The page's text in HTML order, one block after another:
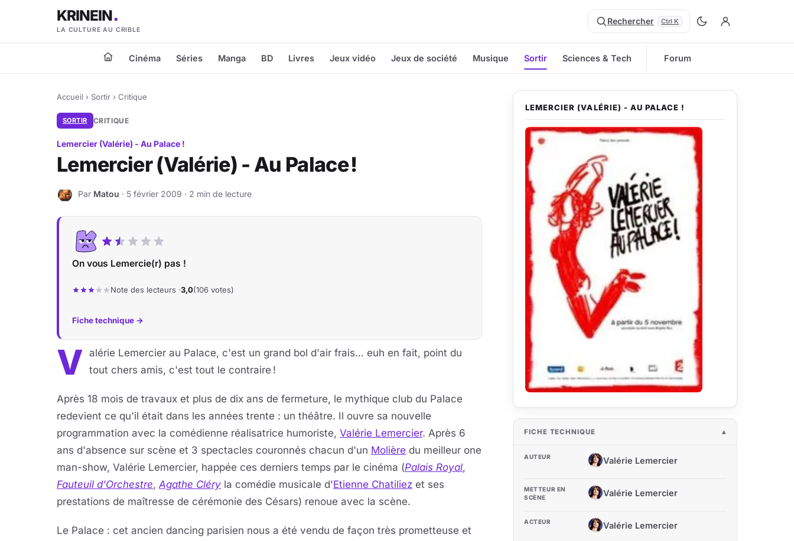
KRINEIN
LA CULTURE AU CRIBLE
Rechercher Ctrl K
Cinéma Séries Manga BD Livres Jeux vidéo Jeux de société Musique Sortir Sciences & Tech Forum
Accueil › Sortir › Critique
SORTIR CRITIQUE
Lemercier (Valérie) - Au Palace !
Lemercier (Valérie) - Au Palace !
M Par Matou · 5 février 2009 · 2 min de lecture
On vous Lemercie(r) pas !
Note des lecteurs ·3,0(106 votes)
Fiche technique →
V alérie Lemercier au Palace, c'est un grand bol d'air frais… euh en fait, point du
tout chers amis, c'est tout le contraire !
Après 18 mois de travaux et plus de dix ans de fermeture, le mythique club du Palace
redevient ce qu'il était dans les années trente : un théâtre. Il ouvre sa nouvelle
programmation avec la comédienne réalisatrice humoriste, Valérie Lemercier. Après 6
ans d'absence sur scène et 3 spectacles couronnés chacun d'un Molière du meilleur one
man-show, Valérie Lemercier, happée ces derniers temps par le cinéma (Palais Royal,
Fauteuil d'Orchestre,Agathe Cléry la comédie musicale d'Etienne Chatiliez et ses
prestations de maîtresse de cérémonie des Césars) renoue avec la scène.
Le Palace : cet ancien dancing parisien nous a été vendu de façon très prometteuse et
LEMERCIER (VALÉRIE) - AU PALACE !
FICHE TECHNIQUE
AUTEUR VL Valérie Lemercier
METTEUR EN
SCÈNE
VL Valérie Lemercier
ACTEUR VL Valérie Lemercier